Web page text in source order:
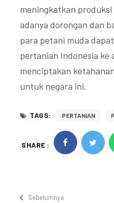
meningkatkan produksi
adanya dorongan dan
para petani muda
pertanian Indonesia ke
menciptakan
untuk negara ini.
TAGS: PERTANIAN
SHARE :
Sebelumnya